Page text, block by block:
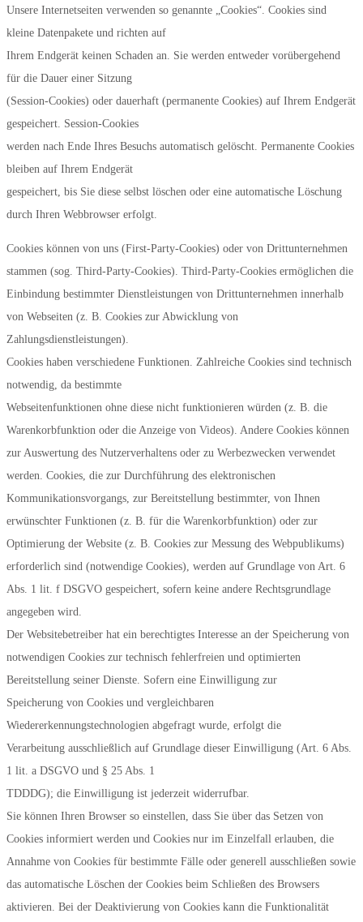
Unsere Internetseiten verwenden so genannte „Cookies“. Cookies sind
kleine Datenpakete und richten auf
Ihrem Endgerät keinen Schaden an. Sie werden entweder vorübergehend
für die Dauer einer Sitzung
(Session-Cookies) oder dauerhaft (permanente Cookies) auf Ihrem Endgerät
gespeichert. Session-Cookies
werden nach Ende Ihres Besuchs automatisch gelöscht. Permanente Cookies
bleiben auf Ihrem Endgerät
gespeichert, bis Sie diese selbst löschen oder eine automatische Löschung
durch Ihren Webbrowser erfolgt.
Cookies können von uns (First-Party-Cookies) oder von Drittunternehmen
stammen (sog. Third-Party-Cookies). Third-Party-Cookies ermöglichen die
Einbindung bestimmter Dienstleistungen von Drittunternehmen innerhalb
von Webseiten (z. B. Cookies zur Abwicklung von
Zahlungsdienstleistungen).
Cookies haben verschiedene Funktionen. Zahlreiche Cookies sind technisch
notwendig, da bestimmte
Webseitenfunktionen ohne diese nicht funktionieren würden (z. B. die
Warenkorbfunktion oder die Anzeige von Videos). Andere Cookies können
zur Auswertung des Nutzerverhaltens oder zu Werbezwecken verwendet
werden. Cookies, die zur Durchführung des elektronischen
Kommunikationsvorgangs, zur Bereitstellung bestimmter, von Ihnen
erwünschter Funktionen (z. B. für die Warenkorbfunktion) oder zur
Optimierung der Website (z. B. Cookies zur Messung des Webpublikums)
erforderlich sind (notwendige Cookies), werden auf Grundlage von Art. 6
Abs. 1 lit. f DSGVO gespeichert, sofern keine andere Rechtsgrundlage
angegeben wird.
Der Websitebetreiber hat ein berechtigtes Interesse an der Speicherung von
notwendigen Cookies zur technisch fehlerfreien und optimierten
Bereitstellung seiner Dienste. Sofern eine Einwilligung zur
Speicherung von Cookies und vergleichbaren
Wiedererkennungstechnologien abgefragt wurde, erfolgt die
Verarbeitung ausschließlich auf Grundlage dieser Einwilligung (Art. 6 Abs.
1 lit. a DSGVO und § 25 Abs. 1
TDDDG); die Einwilligung ist jederzeit widerrufbar.
Sie können Ihren Browser so einstellen, dass Sie über das Setzen von
Cookies informiert werden und Cookies nur im Einzelfall erlauben, die
Annahme von Cookies für bestimmte Fälle oder generell ausschließen sowie
das automatische Löschen der Cookies beim Schließen des Browsers
aktivieren. Bei der Deaktivierung von Cookies kann die Funktionalität